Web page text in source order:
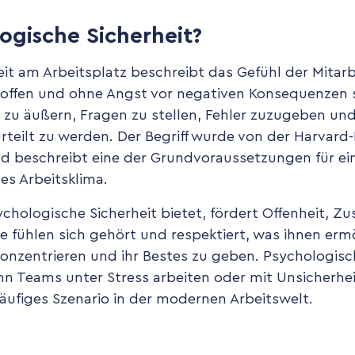
Sicherheit?
am Arbeitsplatz beschreibt das Gefühl der
und ohne Angst vor negativen Konsequenzen
äußern, Fragen zu stellen, Fehler zuzugeben
zu werden. Der Begriff wurde von der
beschreibt eine der Grundvoraussetzungen für
Arbeitsklima.
Sicherheit bietet, fördert Offenheit,
fühlen sich gehört und respektiert, was ihnen
und ihr Bestes zu geben.
Teams unter Stress arbeiten oder mit
Szenario in der modernen Arbeitswelt.